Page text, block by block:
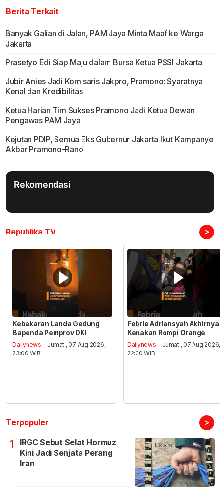
Berita Terkait
Banyak Galian di Jalan, PAM Jaya Minta Maaf ke Warga
Jakarta
Prasetyo Edi Siap Maju dalam Bursa Ketua PSSI Jakarta
Jubir Anies Jadi Komisaris Jakpro, Pramono: Syaratnya
Kenal dan Kredibilitas
Ketua Harian Tim Sukses Pramono Jadi Ketua Dewan
Pengawas PAM Jaya
Kejutan PDIP, Semua Eks Gubernur Jakarta Ikut Kampanye
Akbar Pramono-Rano
Rekomendasi
Republika TV >
Kebakaran Landa Gedung
Bapenda Pemprov DKI
Dailynews - Jumat , 07 Aug 2026,
23:00 WIB
Febrie Adriansyah Akhirnya
Kenakan Rompi Orange
Dailynews - Jumat , 07 Aug 2026,
22:30 WIB
Terpopuler >
1
IRGC Sebut Selat Hormuz
Kini Jadi Senjata Perang
Iran